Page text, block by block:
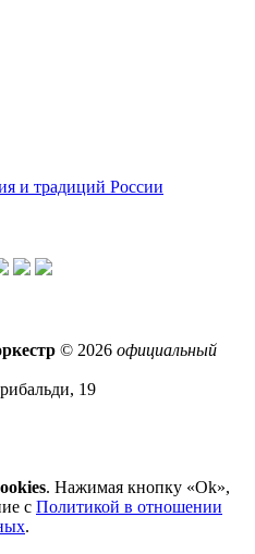
© 2026 официальный
19
. Нажимая кнопку «Ok»,
с Политикой в отношении
.